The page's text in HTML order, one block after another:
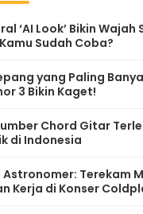
‘AI Look’ Bikin
Sudah Coba?
yang Paling
3 Bikin Kaget!
Chord Gitar
di Indonesia
Astronomer: Terekam
Kerja di Konser